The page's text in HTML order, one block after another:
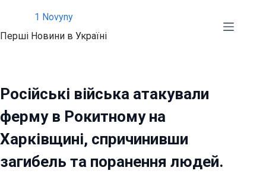
вмісту
1 Novyny
Перші Новини в Україні
Російські війська атакували
ферму в Рокитному на
Харківщині, спричинивши
загибель та поранення людей.